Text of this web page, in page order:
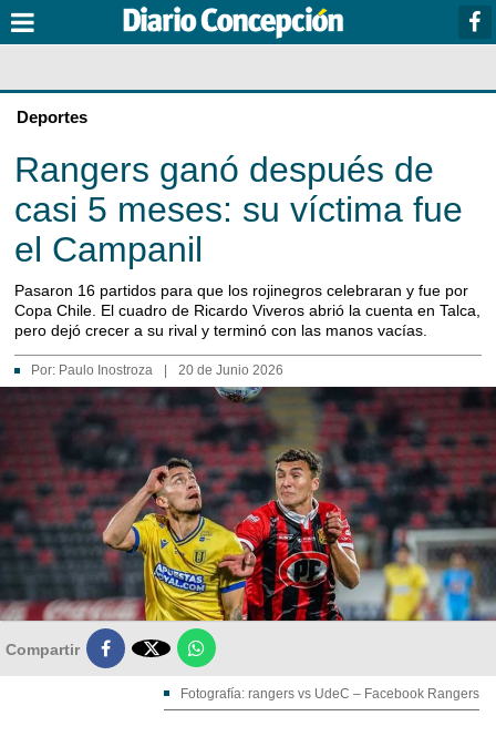
Deportes
Rangers ganó después de
casi 5 meses: su víctima fue
el Campanil
Pasaron 16 partidos para que los rojinegros celebraran y fue por
Copa Chile. El cuadro de Ricardo Viveros abrió la cuenta en Talca,
pero dejó crecer a su rival y terminó con las manos vacías.
Por: Paulo Inostroza 20 de Junio 2026
Compartir 
Fotografía: rangers vs UdeC – Facebook Rangers